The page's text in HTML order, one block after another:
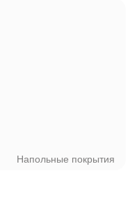
Напольные покрытия